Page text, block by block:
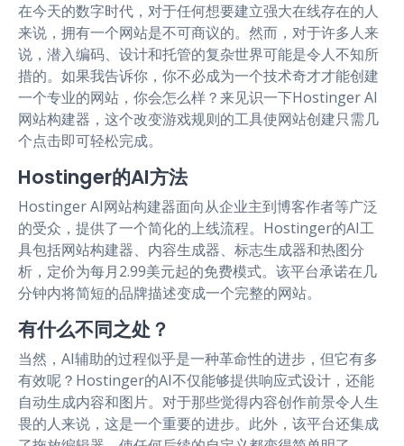
在今天的数字时代，对于任何想要建立强大在线存在的人
来说，拥有一个网站是不可商议的。然而，对于许多人来
说，潜入编码、设计和托管的复杂世界可能是令人不知所
措的。如果我告诉你，你不必成为一个技术奇才才能创建
一个专业的网站，你会怎么样？来见识一下Hostinger AI
网站构建器，这个改变游戏规则的工具使网站创建只需几
个点击即可轻松完成。
Hostinger的AI方法
Hostinger AI网站构建器面向从企业主到博客作者等广泛
的受众，提供了一个简化的上线流程。Hostinger的AI工
具包括网站构建器、内容生成器、标志生成器和热图分
析，定价为每月2.99美元起的免费模式。该平台承诺在几
分钟内将简短的品牌描述变成一个完整的网站。
有什么不同之处？
当然，AI辅助的过程似乎是一种革命性的进步，但它有多
有效呢？Hostinger的AI不仅能够提供响应式设计，还能
自动生成内容和图片。对于那些觉得内容创作前景令人生
畏的人来说，这是一个重要的进步。此外，该平台还集成